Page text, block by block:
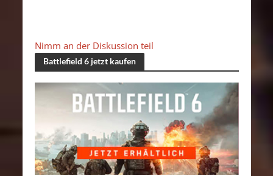
Nimm an der Diskussion teil
Battlefield 6 jetzt kaufen